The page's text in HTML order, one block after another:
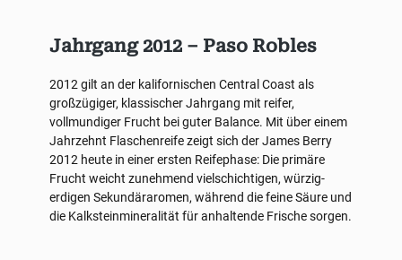
Jahrgang 2012 – Paso Robles
2012 gilt an der kalifornischen Central Coast als
großzügiger, klassischer Jahrgang mit reifer,
vollmundiger Frucht bei guter Balance. Mit über einem
Jahrzehnt Flaschenreife zeigt sich der James Berry
2012 heute in einer ersten Reifephase: Die primäre
Frucht weicht zunehmend vielschichtigen, würzig-
erdigen Sekundäraromen, während die feine Säure und
die Kalksteinmineralität für anhaltende Frische sorgen.